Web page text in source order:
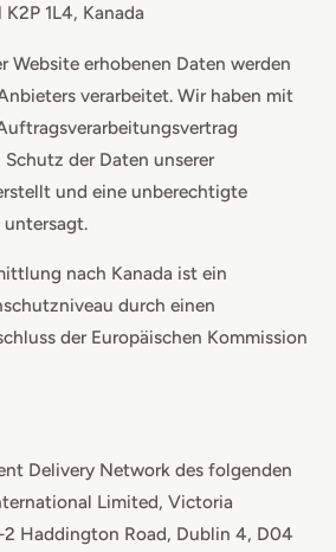
1L4, Kanada
Website erhobenen Daten werden
verarbeitet. Wir haben mit
der Daten unserer
und eine unberechtigte
nach Kanada ist ein
durch einen
der Europäischen Kommission
Delivery Network des folgenden
Limited, Victoria
2 Haddington Road, Dublin 4, D04